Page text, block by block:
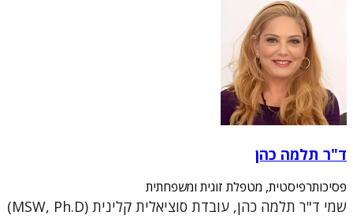
ד"ר תלמה כהן
פסיכותרפיסטית, מטפלת זוגית ומשפחתית
שמי ד"ר תלמה כהן, עובדת סוציאלית קלינית (MSW, Ph.D)